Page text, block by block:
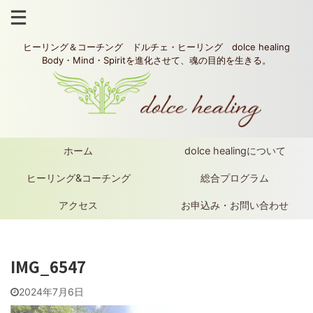
ヒーリング＆コーチング ドルチェ・ヒーリング dolce healing
Body・Mind・Spiritを進化させて、魂の目的を生きる。
ホーム dolce healingについて
ヒーリング&コーチング 総合プログラム
アクセス お申込み・お問い合わせ
IMG_6547
2024年7月6日